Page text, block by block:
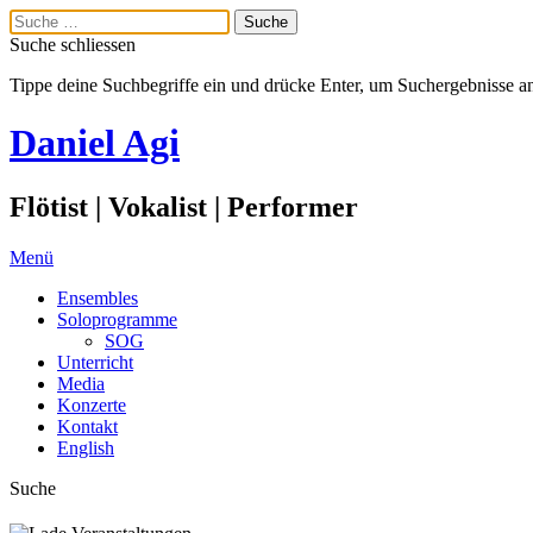
Suche schliessen
Tippe deine Suchbegriffe ein und drücke Enter, um Suchergebnisse
Daniel Agi
Flötist | Vokalist | Performer
Menü
Ensembles
Soloprogramme
SOG
Unterricht
Media
Konzerte
Kontakt
English
Suche